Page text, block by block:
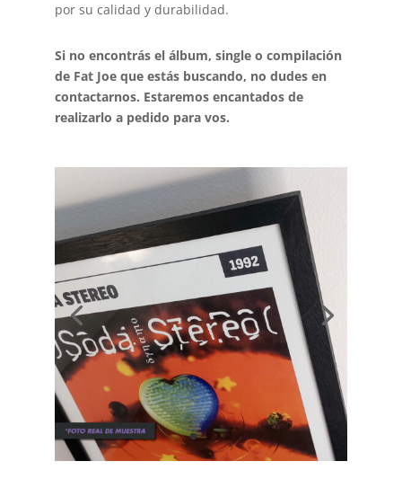
por su calidad y durabilidad.
Si no encontrás el álbum, single o compilación
de Fat Joe que estás buscando, no dudes en
contactarnos. Estaremos encantados de
realizarlo a pedido para vos.